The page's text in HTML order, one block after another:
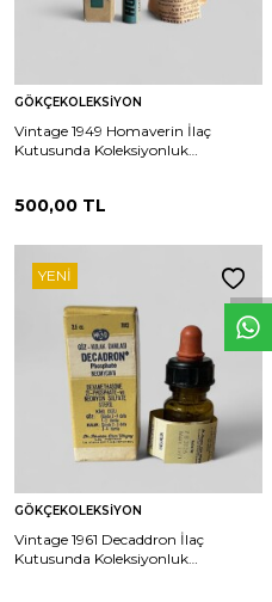
W
h
t
s
p
p
D
e
s
e
H
a
t
t
GÖKÇEKOLEKSIYON
Vintage 1949 Homaverin İlaç
Kutusunda Koleksiyonluk
500,00 TL
YENI
GÖKÇEKOLEKSIYON
Vintage 1961 Decaddron İlaç
Kutusunda Koleksiyonluk